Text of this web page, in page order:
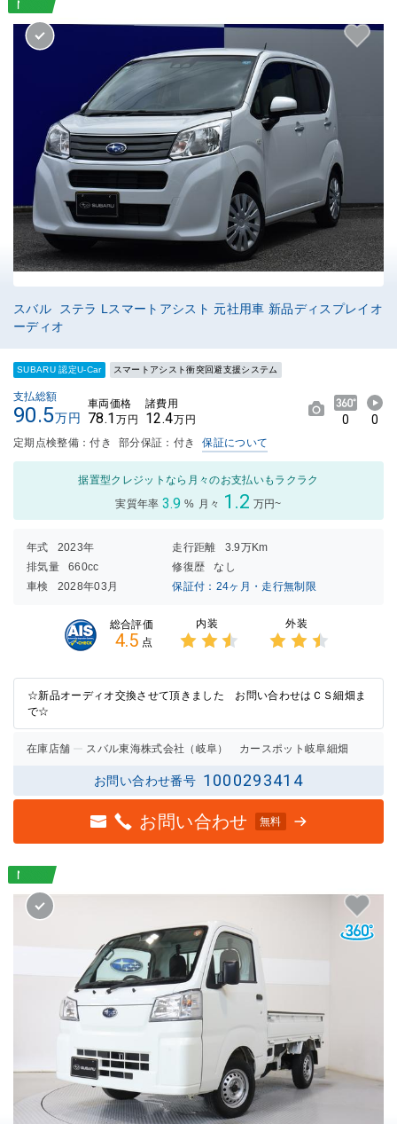
スバル ステラ Lスマートアシスト 元社用車 新品ディスプレイオ
ーディオ
SUBARU 認定U-Car スマートアシスト衝突回避支援システム
支払総額
90.5万円
車両価格
78.1 万円
諸費用
12.4万円 0 0
定期点検整備：付き 部分保証：付き 保証について
据置型クレジットなら月々のお支払いもラクラク
実質年率 3.9 % 月々 1.2 万円~
年式 2023年 走行距離
3.9万Km
排気量
660cc 修復歴
なし
車検
2028年03月 保証付：24ヶ月・走行無制限
総合評価
4.5 点
内装
2.5点
の評価
外装
2.5点
の評価
☆新品オーディオ交換させて頂きました お問い合わせはＣＳ細畑ま
で☆
在庫店舗 スバル東海株式会社（岐阜） カースポット岐阜細畑
お問い合わせ番号 1000293414
お問い合わせ 無料